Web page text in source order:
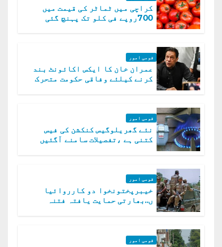
کراچی میں ٹماٹر کی قیمت میں
700روپے فی کلو تک پہنچ گئی
قومی امور
عمران خان کا ایکس اکائونٹ بند
کرنے کیلئے وفاقی حکومت متحرک
قومی امور
نئے گھریلوگیس کنکشن کی فیس
کتنی ہے ،تفصیلات سامنے آگئیں
قومی امور
خیبرپختونخوا دو کارروائیا
ں..بھارتی حمایت یافتہ فتنہ
قومی امور